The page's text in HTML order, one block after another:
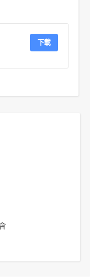
下載